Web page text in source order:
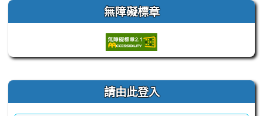
無障礙標章
右邊區域內容 請由此登入